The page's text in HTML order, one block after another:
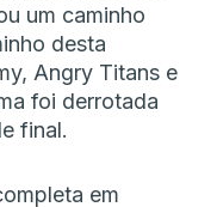
um caminho
desta
Angry Titans e
foi derrotada
final.
em